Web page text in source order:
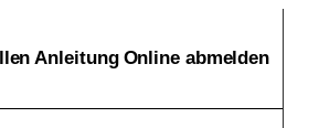
Anleitung Online abmelden